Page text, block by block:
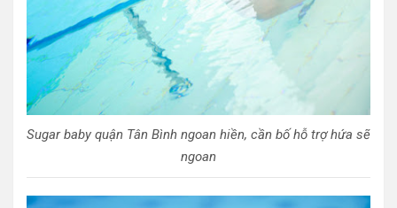
Sugar baby quận Tân Bình ngoan hiền, cần bố hỗ trợ hứa sẽ
ngoan